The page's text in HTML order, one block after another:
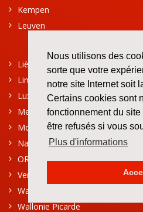
Nous utilisons des
sorte que votre
notre site Internet soit
Certains cookies sont
fonctionnement du
être refusés si vous
Plus d'informations
Kempen
Leuven
Liège
Limburg (Hasselt)
Luxembourg (Arlon)
Mechelen
Mons-Borinage
Namur
ORIK (Oostende - Roeselare -
Verviers
Waasland
Wallonie Picarde